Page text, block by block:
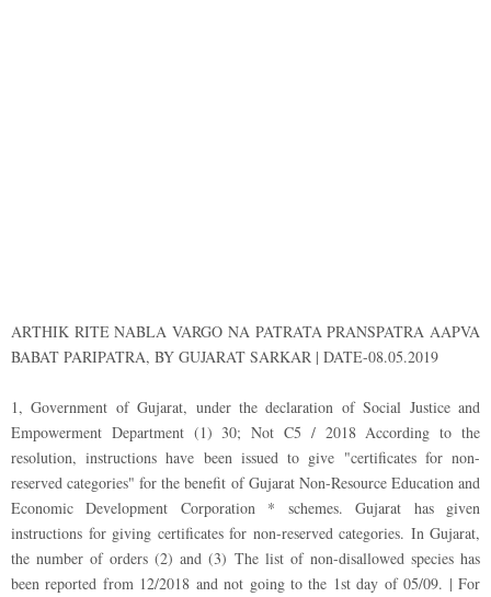
ARTHIK RITE NABLA VARGO NA PATRATA PRANSPATRA AAPVA
BABAT PARIPATRA, BY GUJARAT SARKAR | DATE-08.05.2019
1, Government of Gujarat, under the declaration of Social Justice and
Empowerment Department (1) 30; Not C5 / 2018 According to the
resolution, instructions have been issued to give "certificates for non-
reserved categories" for the benefit of Gujarat Non-Resource Education and
Economic Development Corporation * schemes. Gujarat has given
instructions for giving certificates for non-reserved categories. In Gujarat,
the number of orders (2) and (3) The list of non-disallowed species has
been reported from 12/2018 and not going to the 1st day of 05/09. | For